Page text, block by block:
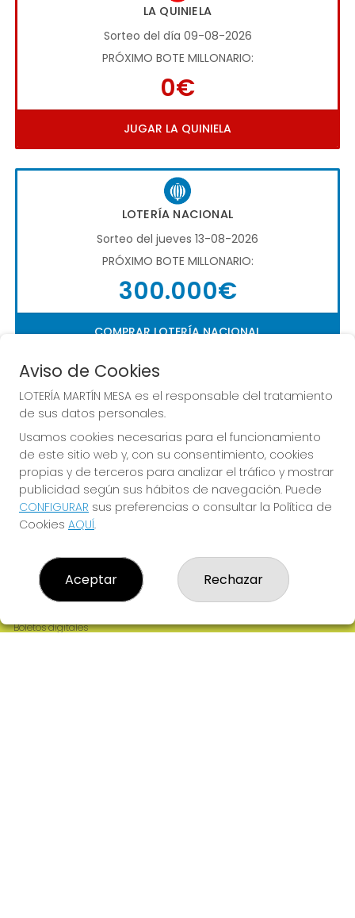
LA QUINIELA
Sorteo del día 09-08-2026
PRÓXIMO BOTE MILLONARIO:
0€
JUGAR LA QUINIELA
LOTERÍA NACIONAL
Sorteo del jueves 13-08-2026
PRÓXIMO BOTE MILLONARIO:
300.000€
COMPRAR LOTERÍA NACIONAL
Imagen anterior
LOTERÍA MARTÍN MESA
Resultados
Contacto
Empresas
Boletos digitales
Aviso de Cookies
LOTERÍA MARTÍN MESA es el responsable del tratamiento
de sus datos personales.
Usamos cookies necesarias para el funcionamiento
de este sitio web y, con su consentimiento, cookies
propias y de terceros para analizar el tráfico y mostrar
publicidad según sus hábitos de navegación. Puede
CONFIGURAR sus preferencias o consultar la Política de
Cookies AQUÍ.
Aceptar Rechazar